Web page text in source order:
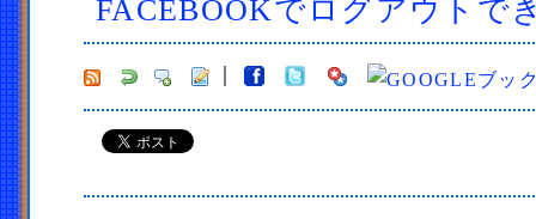
FACEBOOKでログアウトで